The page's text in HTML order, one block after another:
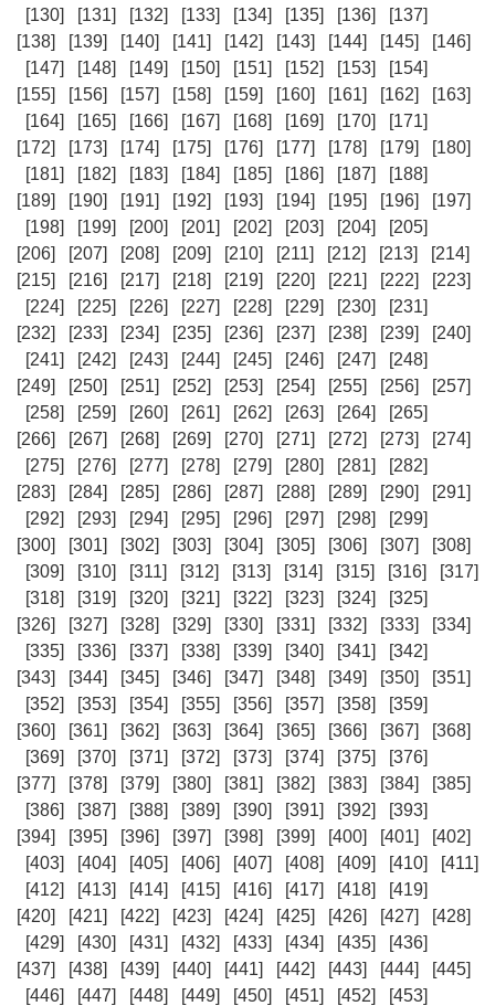
[130]
[131] [132] [133] [134] [135] [136]
[137]
[138]
[139] [140] [141] [142] [143] [144] [145]
[146]
[147]
[148] [149] [150] [151] [152] [153]
[154]
[155]
[156] [157] [158] [159] [160] [161] [162]
[163]
[164]
[165] [166] [167] [168] [169] [170]
[171]
[172]
[173] [174] [175] [176] [177] [178] [179]
[180]
[181]
[182] [183] [184] [185] [186] [187]
[188]
[189]
[190] [191] [192] [193] [194] [195] [196]
[197]
[198]
[199] [200] [201] [202] [203] [204]
[205]
[206]
[207] [208] [209] [210] [211] [212] [213]
[214]
[215]
[216] [217] [218] [219] [220] [221] [222]
[223]
[224]
[225] [226] [227] [228] [229] [230]
[231]
[232]
[233] [234] [235] [236] [237] [238] [239]
[240]
[241]
[242] [243] [244] [245] [246] [247]
[248]
[249]
[250] [251] [252] [253] [254] [255] [256]
[257]
[258]
[259] [260] [261] [262] [263] [264]
[265]
[266]
[267] [268] [269] [270] [271] [272] [273]
[274]
[275]
[276] [277] [278] [279] [280] [281]
[282]
[283]
[284] [285] [286] [287] [288] [289] [290]
[291]
[292]
[293] [294] [295] [296] [297] [298]
[299]
[300]
[301] [302] [303] [304] [305] [306] [307]
[308]
[309]
[310] [311] [312] [313] [314] [315] [316]
[317]
[318]
[319] [320] [321] [322] [323] [324]
[325]
[326]
[327] [328] [329] [330] [331] [332] [333]
[334]
[335]
[336] [337] [338] [339] [340] [341]
[342]
[343]
[344] [345] [346] [347] [348] [349] [350]
[351]
[352]
[353] [354] [355] [356] [357] [358]
[359]
[360]
[361] [362] [363] [364] [365] [366] [367]
[368]
[369]
[370] [371] [372] [373] [374] [375]
[376]
[377]
[378] [379] [380] [381] [382] [383] [384]
[385]
[386]
[387] [388] [389] [390] [391] [392]
[393]
[394]
[395] [396] [397] [398] [399] [400] [401]
[402]
[403]
[404] [405] [406] [407] [408] [409] [410]
[411]
[412]
[413] [414] [415] [416] [417] [418]
[419]
[420]
[421] [422] [423] [424] [425] [426] [427]
[428]
[429]
[430] [431] [432] [433] [434] [435]
[436]
[437]
[438] [439] [440] [441] [442] [443] [444]
[445]
[446]
[447] [448] [449] [450] [451] [452]
[453]